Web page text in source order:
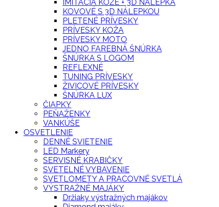
IMITÁCIA KOŽE + 3D NÁLEPKA
KOVOVÉ S 3D NÁLEPKOU
PLETENÉ PRÍVESKY
PRÍVESKY KOŽA
PRÍVESKY MOTO
JEDNO FAREBNÁ ŠNÚRKA
ŠNÚRKA S LOGOM
REFLEXNÉ
TUNING PRÍVESKY
ŽIVICOVÉ PRÍVESKY
ŠNÚRKA LUX
ČIAPKY
PEŇAŽENKY
VANKÚŠE
OSVETLENIE
DENNÉ SVIETENIE
LED Markery
SERVISNÉ KRABIČKY
SVETELNÉ VYBAVENIE
SVETLOMETY A PRACOVNÉ SVETLÁ
VÝSTRAŽNÉ MAJÁKY
Držiaky výstražných majákov